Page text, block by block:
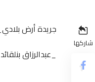
شاركها
جريدة أرض
_عبدالرزاق